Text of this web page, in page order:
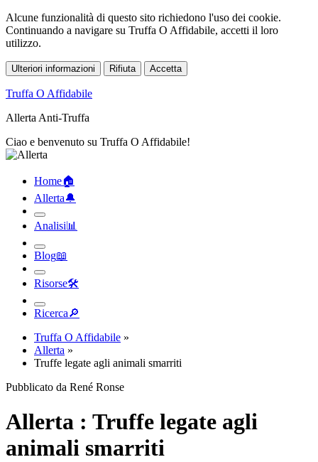
Alcune funzionalità di questo sito richiedono l'uso dei cookie.
Continuando a navigare su Truffa O Affidabile, accetti il loro
utilizzo.
Ulteriori informazioni Rifiuta Accetta
Truffa O Affidabile
Allerta Anti-Truffa
Ciao e benvenuto su Truffa O Affidabile!
Home🏠︎
Allerta🔔︎
Analisi📊︎
Blog📖︎
Risorse🛠︎
Ricerca🔎︎
Truffa O Affidabile »
Allerta »
Truffe legate agli animali smarriti
Pubblicato da René Ronse
Allerta : Truffe legate agli
animali smarriti